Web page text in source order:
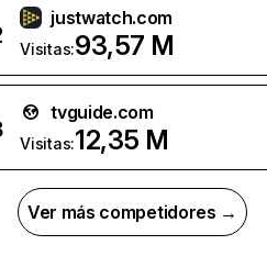
justwatch.com
Visitas:93,57 M
tvguide.com
Visitas:12,35 M
Ver más competidores →